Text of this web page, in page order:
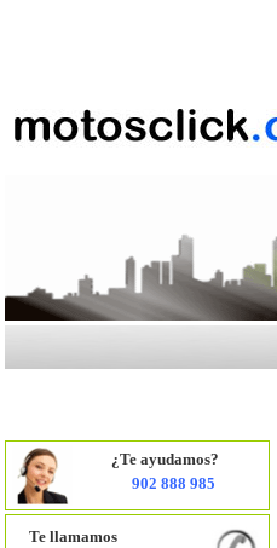
902 888 985
¿Te ayudamos?
Te llamamos